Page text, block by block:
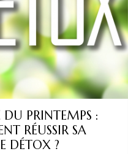
DU PRINTEMPS :
RÉUSSIR SA
DÉTOX ?